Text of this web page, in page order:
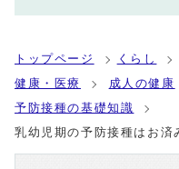
トップページ くらし
健康・医療
成人の健康
予防接種の基礎知識
乳幼児期の予防接種はお済